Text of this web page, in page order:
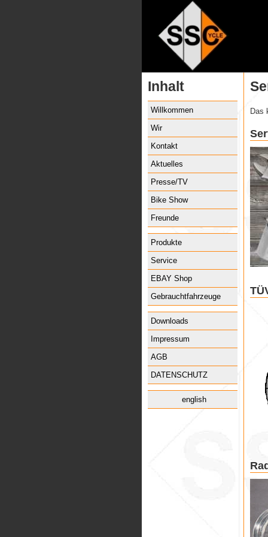
Inhalt
Willkommen
Wir
Kontakt
Aktuelles
Presse/TV
Bike Show
Freunde
Produkte
Service
EBAY Shop
Gebrauchtfahrzeuge
Downloads
Impressum
AGB
DATENSCHUTZ
english
Das